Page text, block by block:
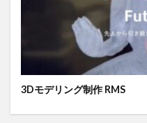
3Dモデリング制作 RMS